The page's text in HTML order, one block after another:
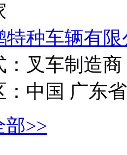
特种车辆有限
叉车制造商
中国 广东
部>>